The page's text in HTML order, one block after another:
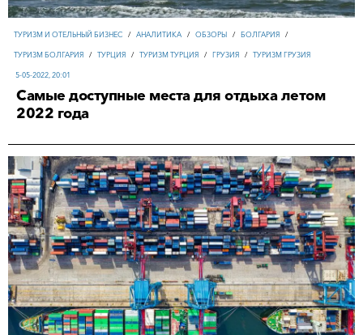
ТУРИЗМ И ОТЕЛЬНЫЙ БИЗНЕС / АНАЛИТИКА / ОБЗОРЫ / БОЛГАРИЯ /
ТУРИЗМ БОЛГАРИЯ / ТУРЦИЯ / ТУРИЗМ ТУРЦИЯ / ГРУЗИЯ / ТУРИЗМ ГРУЗИЯ
5-05-2022, 20:01
Самые доступные места для отдыха летом
2022 года